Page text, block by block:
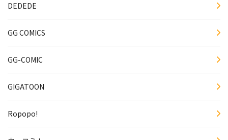
DEDEDE
GG COMICS
GG-COMIC
GIGATOON
Ropopo!